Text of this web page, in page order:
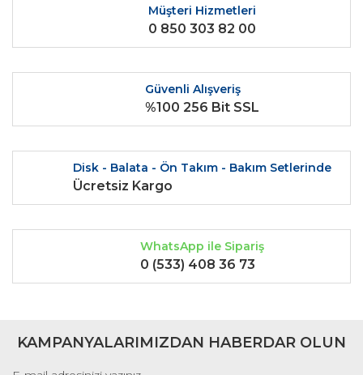
Ürün fiyatı diğer sitelerden daha pahalı.
Bu ürüne benzer farklı alternatifler olmalı.
Müşteri Hizmetleri
0 850 303 82 00
Güvenli Alışveriş
%100 256 Bit SSL
Disk - Balata - Ön Takım - Bakım Setlerinde
Ücretsiz Kargo
WhatsApp ile Sipariş
0 (533) 408 36 73
KAMPANYALARIMIZDAN HABERDAR OLUN